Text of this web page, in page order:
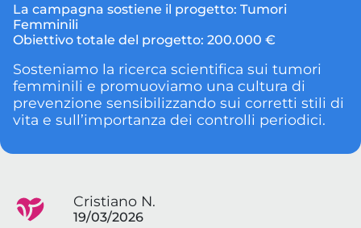
La campagna sostiene il progetto: Tumori
Femminili
Obiettivo totale del progetto: 200.000 €
Sosteniamo la ricerca scientifica sui tumori
femminili e promuoviamo una cultura di
prevenzione sensibilizzando sui corretti stili di
vita e sull’importanza dei controlli periodici.
Cristiano N.
19/03/2026